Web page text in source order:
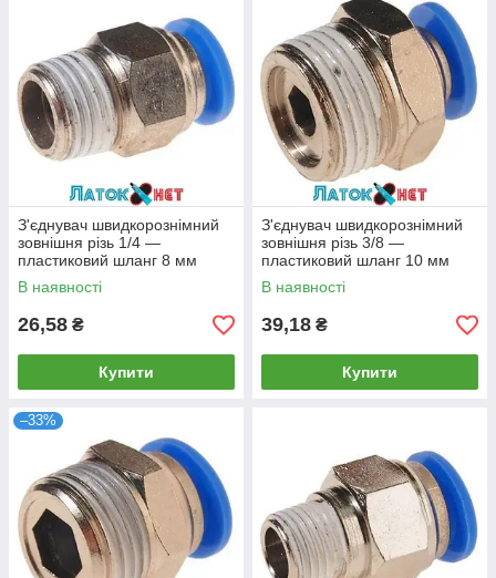
З'єднувач швидкорознімний
зовнішня різь 1/4 —
пластиковий шланг 8 мм
SPC08-02 Airkraft
В наявності
26,58 ₴
Купити
З'єднувач швидкорознімний
зовнішня різь 3/8 —
пластиковий шланг 10 мм
SPC10-03 Airkraft
В наявності
39,18 ₴
Купити
–33%